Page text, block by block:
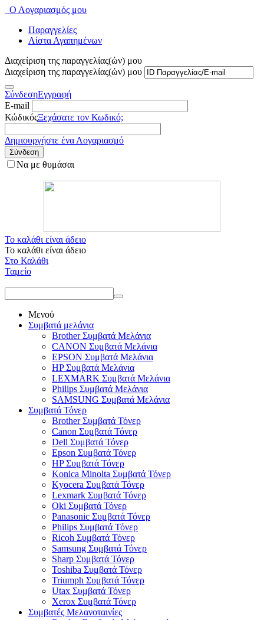
Ο Λογαριασμός μου
Παραγγελίες
Λίστα Αγαπημένων
Διαχείριση της παραγγελίας(ών) μου
Διαχείριση της παραγγελίας(ών) μου
ΣύνδεσηΕγγραφή
E-mail
ΚώδικόςΞεχάσατε τον Κωδικό;
Δημιουργήστε ένα Λογαριασμό
Σύνδεση
Να με θυμάσαι
Το καλάθι είναι άδειο
Το καλάθι είναι άδειο
Στο Καλάθι
Ταμείο
Μενού
Συμβατά μελάνια
Brother Συμβατά Μελάνια
CANON Συμβατά Μελάνια
EPSON Συμβατά Μελάνια
HP Συμβατά Μελάνια
LEXMARK Συμβατά Μελάνια
Philips Συμβατά Μελάνια
SAMSUNG Συμβατά Μελάνια
Συμβατά Τόνερ
Brother Συμβατά Τόνερ
Canon Συμβατά Τόνερ
Dell Συμβατά Τόνερ
Epson Συμβατά Τόνερ
HP Συμβατά Τόνερ
Konica Minolta Συμβατά Τόνερ
Kyocera Συμβατά Τόνερ
Lexmark Συμβατά Τόνερ
Oki Συμβατά Τόνερ
Panasonic Συμβατά Τόνερ
Philips Συμβατά Τόνερ
Ricoh Συμβατά Τόνερ
Samsung Συμβατά Τόνερ
Sharp Συμβατά Τόνερ
Toshiba Συμβατά Τόνερ
Triumph Συμβατά Τόνερ
Utax Συμβατά Τόνερ
Xerox Συμβατά Τόνερ
Συμβατές Μελανοταινίες